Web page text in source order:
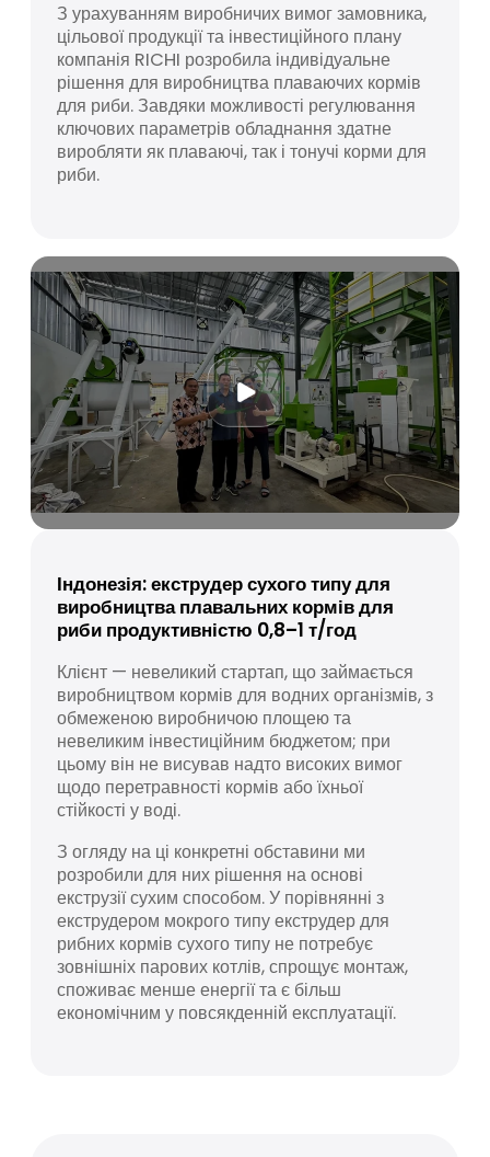
З урахуванням виробничих вимог замовника,
цільової продукції та інвестиційного плану
компанія RICHI розробила індивідуальне
рішення для виробництва плаваючих кормів
для риби. Завдяки можливості регулювання
ключових параметрів обладнання здатне
виробляти як плаваючі, так і тонучі корми для
риби.
Індонезія: екструдер сухого типу для
виробництва плавальних кормів для
риби продуктивністю 0,8–1 т/год
Клієнт — невеликий стартап, що займається
виробництвом кормів для водних організмів, з
обмеженою виробничою площею та
невеликим інвестиційним бюджетом; при
цьому він не висував надто високих вимог
щодо перетравності кормів або їхньої
стійкості у воді.
З огляду на ці конкретні обставини ми
розробили для них рішення на основі
екструзії сухим способом. У порівнянні з
екструдером мокрого типу екструдер для
рибних кормів сухого типу не потребує
зовнішніх парових котлів, спрощує монтаж,
споживає менше енергії та є більш
економічним у повсякденній експлуатації.